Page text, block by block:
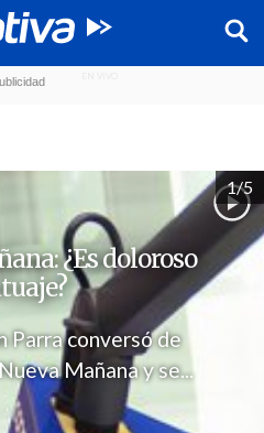
1/5
¿Es doloroso
Parra conversó de
Mañana y se...